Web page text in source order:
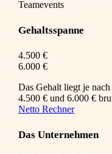
Teamevents
Gehaltsspanne
4.500 €
6.000 €
Das Gehalt liegt je
4.500 € und 6.000 €
Netto Rechner
Das Unternehmen